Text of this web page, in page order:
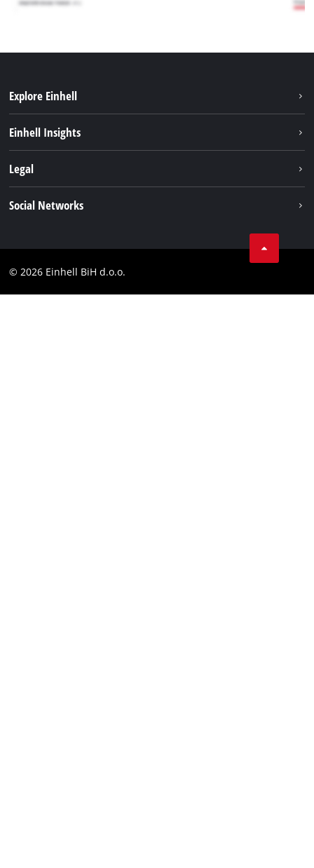
Explore Einhell
Usluge
Einhell Insights
Einhell globalno
Legal
Compliance
Social Networks
YouТube
© 2026 Einhell BiH d.o.o.